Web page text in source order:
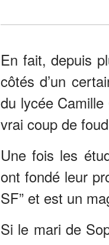
En fait, depuis
côtés d’un
du lycée
vrai coup de
Une fois les
ont fondé leur
SF” et est un
Si le mari de